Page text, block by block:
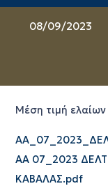
08/09/2023
Μέση τιμή
ΑΑ 07_2023
ΚΑΒΑΛΑΣ.pdf